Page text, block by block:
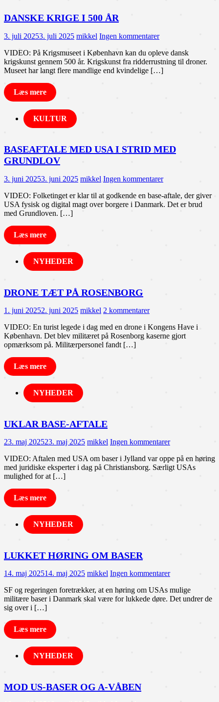
DANSKE KRIGE I 500 ÅR
3. juli 20253. juli 2025 mikkel Ingen kommentarer
VIDEO: På Krigsmuseet i København kan du opleve dansk
krigskunst gennem 500 år. Krigskunst fra ridderrustning til droner.
Museet har langt flere mandlige end kvindelige […]
Læs mere
KULTUR
BASEAFTALE MED USA I STRID MED
GRUNDLOV
3. juni 20253. juni 2025 mikkel Ingen kommentarer
VIDEO: Folketinget er klar til at godkende en base-aftale, der giver
USA fysisk og digital magt over borgere i Danmark. Det er brud
med Grundloven. […]
Læs mere
NYHEDER
DRONE TÆT PÅ ROSENBORG
1. juni 20252. juni 2025 mikkel 2 kommentarer
VIDEO: En turist legede i dag med en drone i Kongens Have i
København. Det blev militæret på Rosenborg kaserne gjort
opmærksom på. Militærpersonel fandt […]
Læs mere
NYHEDER
UKLAR BASE-AFTALE
23. maj 202523. maj 2025 mikkel Ingen kommentarer
VIDEO: Aftalen med USA om baser i Jylland var oppe på en høring
med juridiske eksperter i dag på Christiansborg. Særligt USAs
mulighed for at […]
Læs mere
NYHEDER
LUKKET HØRING OM BASER
14. maj 202514. maj 2025 mikkel Ingen kommentarer
SF og regeringen foretrækker, at en høring om USAs mulige
militære baser i Danmark skal være for lukkede døre. Det undrer de
sig over i […]
Læs mere
NYHEDER
MOD US-BASER OG A-VÅBEN